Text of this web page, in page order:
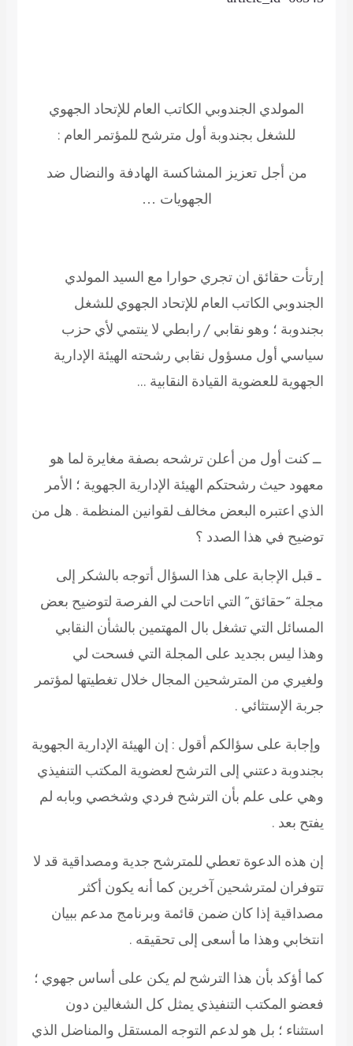
المولدي الجندوبي الكاتب العام للإتحاد الجهوي
للشغل بجندوبة أول مترشح للمؤتمر العام :
من أجل تعزيز المشاكسة الهادفة والنضال ضد
الجهويات …
إرتأت حقائق ان تجري حوارا مع السيد المولدي
الجندوبي الكاتب العام للإتحاد الجهوي للشغل
بجندوبة ؛ وهو نقابي / رابطي لا ينتمي لأي حزب
سياسي أول مسؤول نقابي رشحته الهيئة الإدارية
الجهوية للعضوية القيادة النقابية …
ــ كنت أول من أعلن ترشحه بصفة مغايرة لما هو
معهود حيث رشحتكم الهيئة الإدارية الجهوية ؛ الأمر
الذي اعتبره البعض مخالف لقوانين المنظمة . هل من
توضيح في هذا الصدد ؟
ـ قبل الإجابة على هذا السؤال أتوجه بالشكر إلى
مجلة “حقائق” التي اتاحت لي الفرصة لتوضيح بعض
المسائل التي تشغل بال المهتمين بالشأن النقابي
وهذا ليس بجديد على المجلة التي فسحت لي
ولغيري من المترشحين المجال خلال تغطيتها لمؤتمر
جربة الإستثائي .
وإجابة على سؤالكم أقول : إن الهيئة الإدارية الجهوية
بجندوبة دعتني إلى الترشح لعضوية المكتب التنفيذي
وهي على علم بأن الترشح فردي وشخصي وبابه لم
يفتح بعد .
إن هذه الدعوة تعطي للمترشح جدية ومصداقية قد لا
تتوفران لمترشحين آخرين كما أنه يكون أكثر
مصداقية إذا كان ضمن قائمة وبرنامج مدعم ببيان
انتخابي وهذا ما أسعى إلى تحقيقه .
كما أؤكد بأن هذا الترشح لم يكن على أساس جهوي ؛
فعضو المكتب التنفيذي يمثل كل الشغالين دون
استثناء ؛ بل هو لدعم التوجه المستقل والمناضل الذي